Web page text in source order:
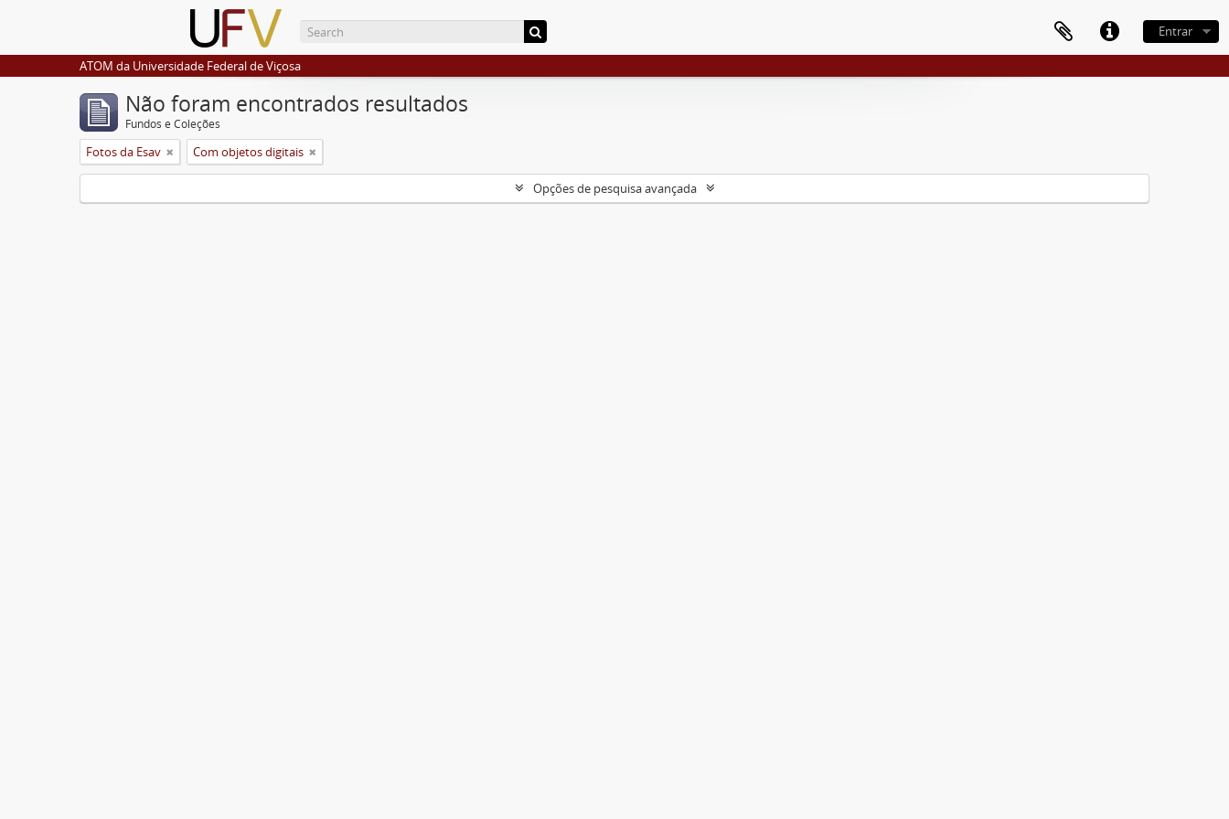
Entrar
ATOM da Universidade Federal de Viçosa
Não foram encontrados resultados
Fundos e Coleções
Fotos da Esav Com objetos digitais
Opções de pesquisa avançada